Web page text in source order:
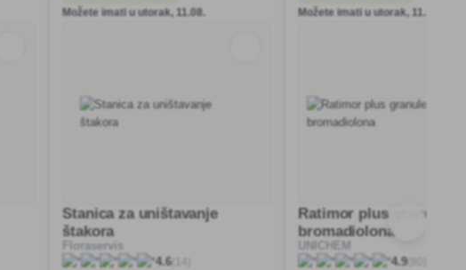
Možete imati u utorak, 11.08.
Stanica za uništavanje
štakora
Floraservis
4.6(14)
Možete imati u utorak, 11.08.
Ratimor plus granule
bromadiolona
UNICHEM
4.9(80)